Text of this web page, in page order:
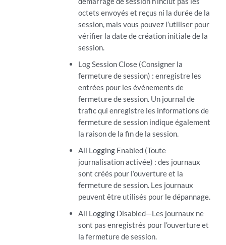
octets envoyés et reçus ni la durée de la
session, mais vous pouvez l’utiliser pour
vérifier la date de création initiale de la
session.
Log Session Close (Consigner la
fermeture de session) : enregistre les
entrées pour les événements de
fermeture de session. Un journal de
trafic qui enregistre les informations de
fermeture de session indique également
la raison de la fin de la session.
All Logging Enabled (Toute
journalisation activée) : des journaux
sont créés pour l’ouverture et la
fermeture de session. Les journaux
peuvent être utilisés pour le dépannage.
All Logging Disabled—Les journaux ne
sont pas enregistrés pour l’ouverture et
la fermeture de session.